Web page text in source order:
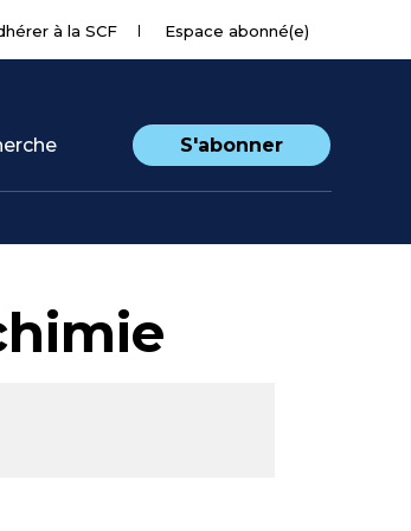
à la SCF Espace abonné(e)
S'abonner